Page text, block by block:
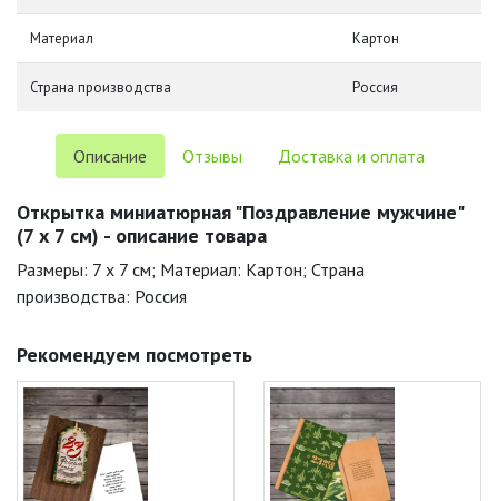
Материал Картон
Страна производства Россия
Описание Отзывы Доставка и оплата
Открытка миниатюрная "Поздравление мужчине"
(7 х 7 см) - описание товара
Размеры: 7 x 7 см; Материал: Картон; Страна
производства: Россия
Рекомендуем посмотреть